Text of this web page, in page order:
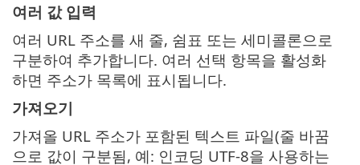
여러 값 입력
여러 URL 주소를 새 줄, 쉼표 또는 세미콜론으로
구분하여 추가합니다. 여러 선택 항목을 활성화
하면 주소가 목록에 표시됩니다.
가져오기
가져올 URL 주소가 포함된 텍스트 파일(줄 바꿈
으로 값이 구분됨, 예: 인코딩 UTF-8을 사용하는